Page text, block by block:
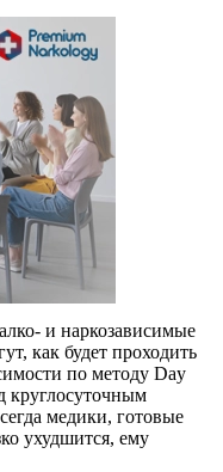
и наркозависимые
как будет проходить
по методу Day
круглосуточным
медики, готовые
ухудшится, ему